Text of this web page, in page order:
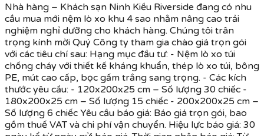
Nhà hàng – Khách sạn Ninh Kiều Riverside đang có nhu
cầu mua mới nệm lò xo khu 4 sao nhằm nâng cao trải
nghiệm nghỉ dưỡng cho khách hàng. Chúng tôi trân
trọng kính mời Quý Công ty tham gia chào giá trọn gói
với các tiêu chí sau: Hạng mục đầu tư: - Nệm lò xo túi
chống cháy với thiết kế kháng khuẩn, thép lò xo túi, bông
PE, mút cao cấp, bọc gấm trắng sang trọng. - Các kích
thước yêu cầu: - 120x200x25 cm – Số lượng 30 chiếc -
180x200x25 cm – Số lượng 15 chiếc - 200x200x25 cm –
Số lượng 6 chiếc Yêu cầu báo giá: Báo giá trọn gói, bao
gồm thuế VAT và chi phí vận chuyển. Hiệu lực báo giá: 30